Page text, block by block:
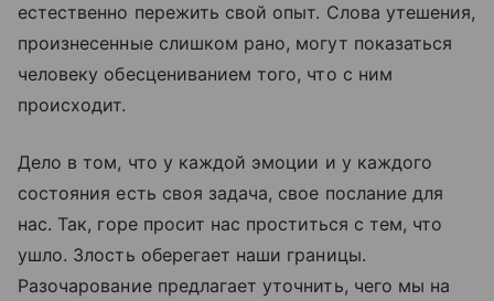
естественно пережить свой опыт. Слова утешения,
произнесенные слишком рано, могут показаться
человеку обесцениванием того, что с ним
происходит.
Дело в том, что у каждой эмоции и у каждого
состояния есть своя задача, свое послание для
нас. Так, горе просит нас проститься с тем, что
ушло. Злость оберегает наши границы.
Разочарование предлагает уточнить, чего мы на